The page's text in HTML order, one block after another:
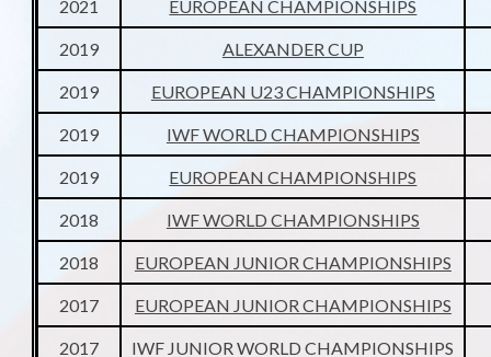
2021 EUROPEAN CHAMPIONSHIPS
2019 ALEXANDER CUP
2019 EUROPEAN U23 CHAMPIONSHIPS
2019 IWF WORLD CHAMPIONSHIPS
2019 EUROPEAN CHAMPIONSHIPS
2018 IWF WORLD CHAMPIONSHIPS
2018 EUROPEAN JUNIOR CHAMPIONSHIPS
2017 EUROPEAN JUNIOR CHAMPIONSHIPS
2017 IWF JUNIOR WORLD CHAMPIONSHIPS